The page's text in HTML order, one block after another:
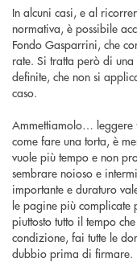
In alcuni casi, e al
normativa, è possibile
Fondo Gasparrini, che
rate. Si tratta però di
definite, che non si
caso.
Ammettiamolo… leggere
come fare una torta, è
vuole più tempo e non
sembrare noioso e
importante e duraturo
le pagine più
piuttosto tutto il tempo
condizione, fai tutte le
dubbio prima di firmare.